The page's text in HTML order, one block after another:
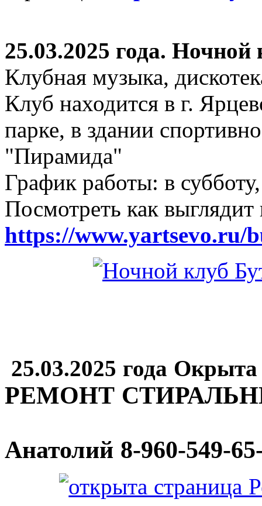
25.03.2025 года.
Клубная музыка,
Клуб находится в г.
парке, в здании
"Пирамида"
График работы: в
Посмотреть как
https://www.yartsevo.ru/
25.03.2025 года
РЕМОНТ
Анатолий 8-960-549-